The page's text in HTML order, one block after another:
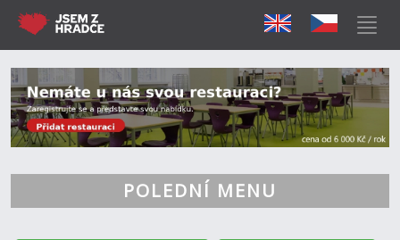
POLEDNÍ MENU